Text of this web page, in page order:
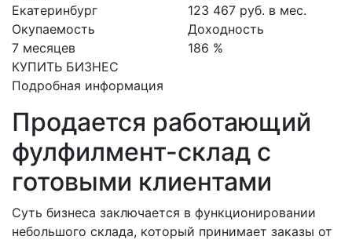
Екатеринбург
Окупаемость
7 месяцев
КУПИТЬ БИЗНЕС
123 467 руб. в мес.
Доходность
186 %
Подробная информация
Продается работающий
фулфилмент-склад с
готовыми клиентами
Суть бизнеса заключается в функционировании
небольшого склада, который принимает заказы от